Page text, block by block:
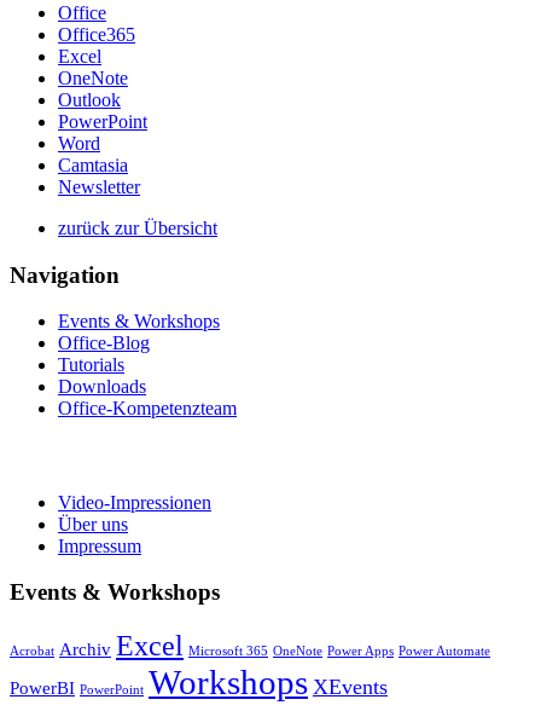
Office
Office365
Excel
OneNote
Outlook
PowerPoint
Word
Camtasia
Newsletter
zurück zur Übersicht
Navigation
Events & Workshops
Office-Blog
Tutorials
Downloads
Office-Kompetenzteam
Video-Impressionen
Über uns
Impressum
Events & Workshops
Acrobat Archiv Excel Microsoft 365 OneNote Power Apps Power Automate
PowerBI PowerPoint Workshops XEvents